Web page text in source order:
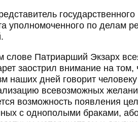
уполномоченного по делам
слове Патриарший Экзарх
заострил внимание на том,
наших дней говорит
всевозможных
возможность появления
с однополыми браками,